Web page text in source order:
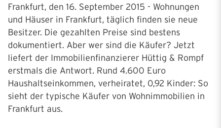
Frankfurt, den 16. September 2015 - Wohnungen
und Häuser in Frankfurt, täglich finden sie neue
Besitzer. Die gezahlten Preise sind bestens
dokumentiert. Aber wer sind die Käufer? Jetzt
liefert der Immobilienfinanzierer Hüttig & Rompf
erstmals die Antwort. Rund 4.600 Euro
Haushaltseinkommen, verheiratet, 0,92 Kinder: So
sieht der typische Käufer von Wohnimmobilien in
Frankfurt aus.